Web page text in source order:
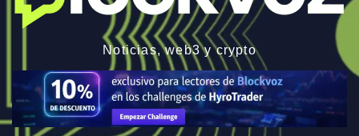
Noticias, web3 y crypto